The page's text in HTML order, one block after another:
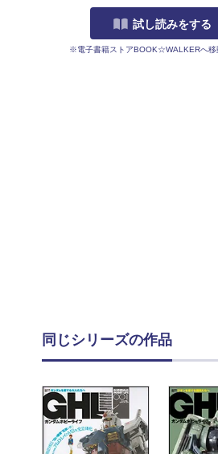
試し読みをする
※電子書籍ストアBOOK☆WALKERへ移
同じシリーズの作品